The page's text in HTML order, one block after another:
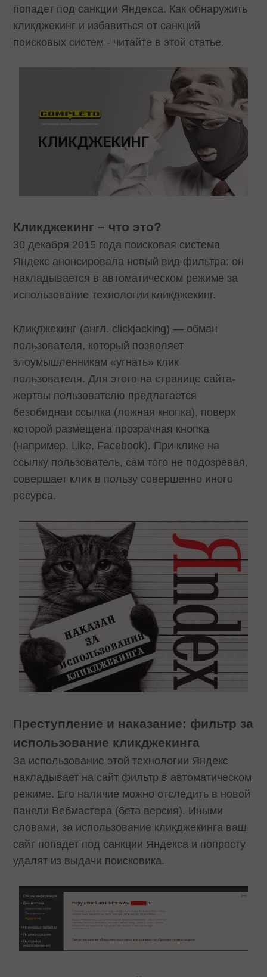
попадет под санкции Яндекса. Как обнаружить
кликджекинг и избавиться от санкций
поисковых систем - читайте в этой статье.
Кликджекинг – что это?
30 декабря 2015 года поисковая система
Яндекс анонсировала новый вид фильтра: он
накладывается в автоматическом режиме за
использование технологии кликджекинг.
Кликджекинг (англ. clickjacking) — обман
пользователя, который позволяет
злоумышленникам «угнать» клик
пользователя. Для этого на странице сайта-
жертвы пользователю предлагается
безобидная ссылка (ложная кнопка), поверх
которой размещена прозрачная кнопка
(например, Like, Facebook). При клике на
ссылку пользователь, сам того не подозревая,
совершает клик в пользу совершенно иного
ресурса.
Преступление и наказание: фильтр за
использование кликджекинга
За использование этой технологии Яндекс
накладывает на сайт фильтр в автоматическом
режиме. Его наличие можно отследить в новой
панели Вебмастера (бета версия). Иными
словами, за использование кликджекинга ваш
сайт попадет под санкции Яндекса и попросту
удалят из выдачи поисковика.